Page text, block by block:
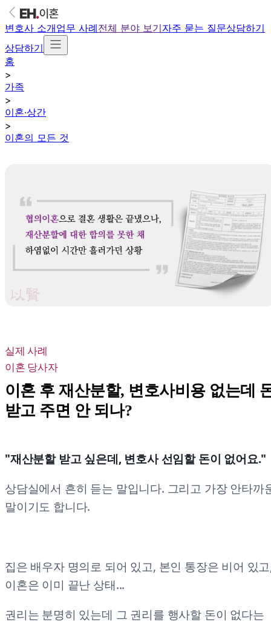
변호사 소개업무 사례전체 분야 보기자주 묻는 질문상담하기
상담하기
홈
>
가족
>
이혼·상간
>
이혼의 모든 것
실제 사례
이혼 당사자
이혼 후 재산분할, 변호사비용 없는데
받고 주면 안 되나?
"재산분할 받고 싶은데, 변호사 선임할 돈이 없어요."
상담실에서 흔히 듣는 말입니다. 그리고 가장 안타까
말이기도 합니다.
집은 배우자 명의로 되어 있고, 본인 통장은 비어 있
이혼은 이미 끝난 상태...
권리는 분명히 있는데 그 권리를 행사할 돈이 없다는